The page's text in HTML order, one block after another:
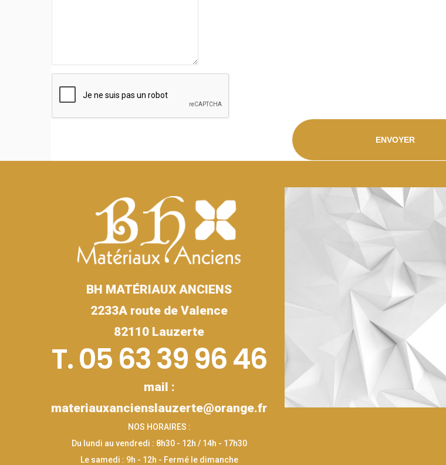
BH MATÉRIAUX ANCIENS
2233A route de Valence
82110 Lauzerte
T. 05 63 39 96 46
mail :
materiauxancienslauzerte@orange.fr
NOS HORAIRES :
Du lundi au vendredi : 8h30 - 12h / 14h - 17h30
Le samedi : 9h - 12h - Fermé le dimanche